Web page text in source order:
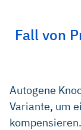
Fall von
Autogene
Variante, um